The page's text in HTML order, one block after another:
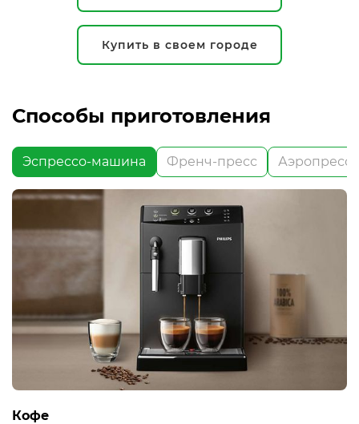
Купить в своем городе
Способы приготовления
Эспрессо-машина Френч-пресс Аэропресс
Кофе